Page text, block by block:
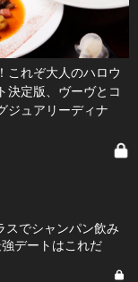
これぞ大人のハロウ
決定版、ヴーヴとコ
ジュアリーディナ
スでシャンパン飲み
デートはこれだ